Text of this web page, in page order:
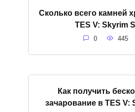
Сколько всего камней
TES V: Skyrim
0 445
Как получить
зачарование в TES V: